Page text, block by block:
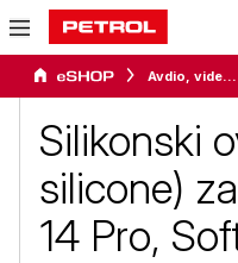
Avdio, video in telefonija
Silikonski
silicone)
14 Pro,